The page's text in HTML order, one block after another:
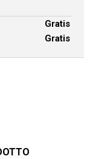
Gratis
Gratis